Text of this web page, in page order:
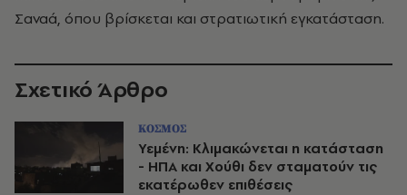
Σαναά, όπου βρίσκεται και στρατιωτική εγκατάσταση.
Σχετικό Άρθρο
ΚΟΣΜΟΣ
Υεμένη: Κλιμακώνεται η κατάσταση
- ΗΠΑ και Χούθι δεν σταματούν τις
εκατέρωθεν επιθέσεις